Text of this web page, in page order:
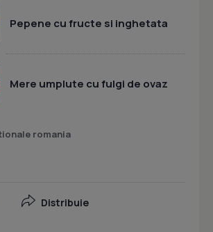
Pepene cu fructe si inghetata
Mere umplute cu fulgi de ovaz
romania
Distribuie